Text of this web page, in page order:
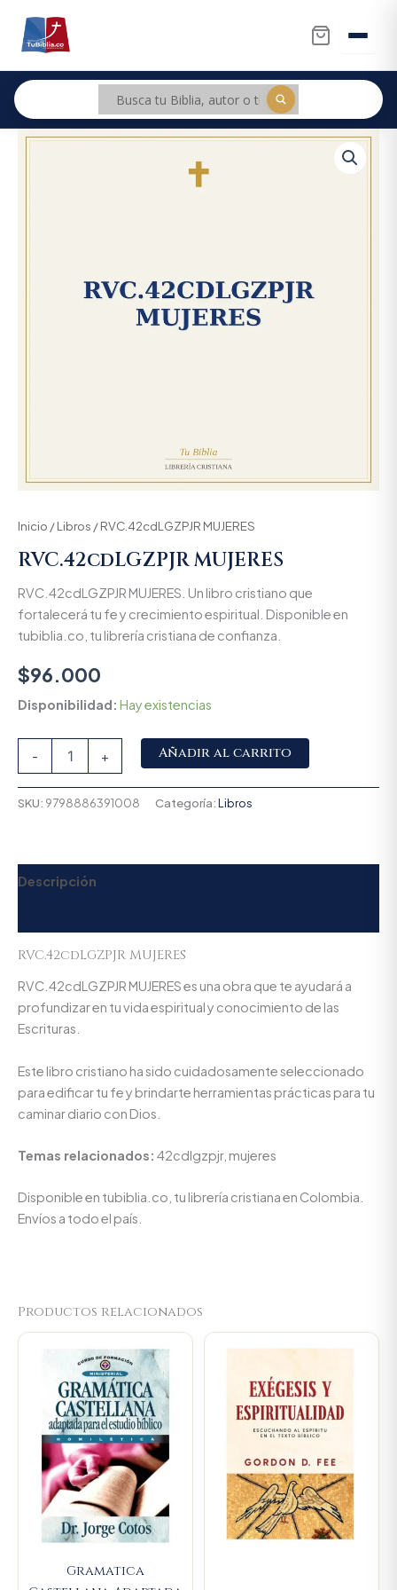
contenido
Inicio /Libros / RVC.42cdLGZPJR MUJERES
RVC.42cdLGZPJR MUJERES
RVC.42cdLGZPJR MUJERES. Un libro cristiano que
fortalecerá tu fe y crecimiento espiritual. Disponible en
tubiblia.co, tu librería cristiana de confianza.
$96.000
Disponibilidad: Hay existencias
-
RVC.42cdLGZPJR
+ Añadir al carrito
SKU: 9798886391008 Categoría:Libros
Descripción
RVC.42cdLGZPJR MUJERES
RVC.42cdLGZPJR MUJERES es una obra que te ayudará a
profundizar en tu vida espiritual y conocimiento de las
Escrituras.
Este libro cristiano ha sido cuidadosamente seleccionado
para edificar tu fe y brindarte herramientas prácticas para tu
caminar diario con Dios.
Temas relacionados: 42cdlgzpjr, mujeres
Disponible en tubiblia.co, tu librería cristiana en Colombia.
Envíos a todo el país.
Productos relacionados
Gramatica
$64.800.
Current